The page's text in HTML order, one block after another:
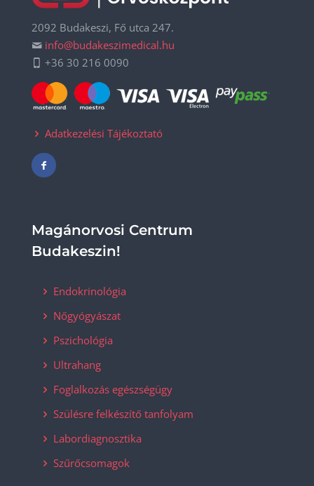
2092 Budakeszi, Fő utca 247.
info@budakeszimedical.hu
+36 30 216 0090
Adatkezelési Tájékoztató
Magánorvosi Centrum
Budakeszin!
Endokrinológia
Nőgyógyászat
Pszichológia
Ultrahang
Foglalkozás egészségügy
Szülésre felkészítő tanfolyam
Labordiagnosztika
Szűrőcsomagok